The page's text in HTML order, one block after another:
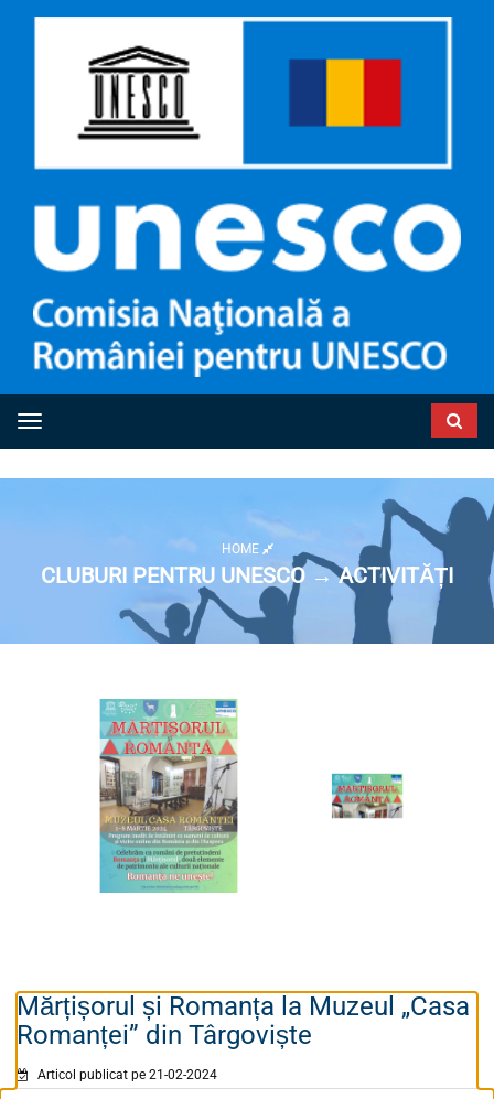
Toggle navigation
HOME
CLUBURI PENTRU UNESCO → ACTIVITĂȚI
Mărțișorul și Romanța la Muzeul „Casa
Romanței” din Târgoviște
Articol publicat pe 21-02-2024